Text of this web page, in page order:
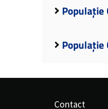
Populație
Populație
Contact